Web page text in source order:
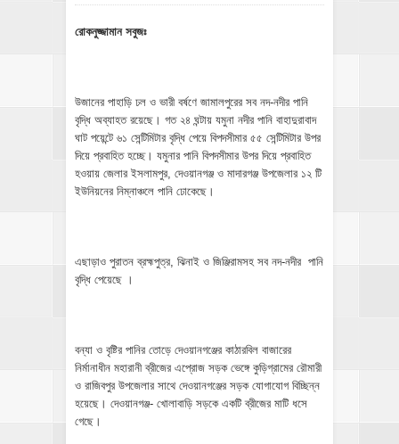
রোকনুজ্জামান সবুজঃ
উজানের পাহাড়ি ঢল ও ভারী বর্ষণে জামালপুরের সব নদ-নদীর পানি
বৃদ্ধি অব্যাহত রয়েছে। গত ২৪ ঘন্টায় যমুনা নদীর পানি বাহাদুরাবাদ
ঘাট পয়েন্টে ৬১ সেন্টিমিটার বৃদ্ধি পেয়ে বিপদসীমার ৫৫ সেন্টিমিটার উপর
দিয়ে প্রবাহিত হচ্ছে। যমুনার পানি বিপদসীমার উপর দিয়ে প্রবাহিত
হওয়ায় জেলার ইসলামপুর, দেওয়ানগঞ্জ ও মাদারগঞ্জ উপজেলার ১২ টি
ইউনিয়নের নিম্নাঞ্চলে পানি ঢোকেছে।
এছাড়াও পুরাতন ব্রহ্মপুত্র, ঝিনাই ও জিঞ্জিরামসহ সব নদ-নদীর পানি
বৃদ্ধি পেয়েছে ।
বন্যা ও বৃষ্টির পানির তোড়ে দেওয়ানগঞ্জের কাঠারবিল বাজারের
নির্মানাধীন মহারানী ব্রীজের এপ্রোজ সড়ক ভেঙ্গে কুড়িগ্রামের রৌমারী
ও রাজিবপুর উপজেলার সাথে দেওয়ানগঞ্জের সড়ক যোগাযোগ বিচ্ছিন্ন
হয়েছে। দেওয়ানগঞ্জ- খোলাবাড়ি সড়কে একটি ব্রীজের মাটি ধসে
গেছে।